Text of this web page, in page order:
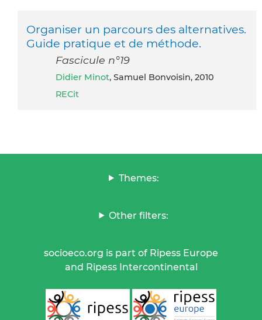
Organiser un parcours des alternatives.
Guide pratique et de méthode.
Fascicule n°19
Didier Minot, Samuel Bonvoisin, 2010
RECit
Themes:
Other filters:
socioeco.org is part of Ripess Europe
and Ripess Intercontinental